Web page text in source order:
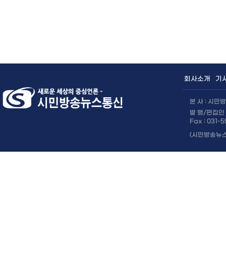
회사소개 기
본 사 : 시민
발 행/편집인
Fax : 031-
(시민방송뉴